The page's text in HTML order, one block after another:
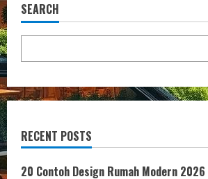
Modern
SEARCH
RECENT POSTS
20 Contoh Design Rumah Modern